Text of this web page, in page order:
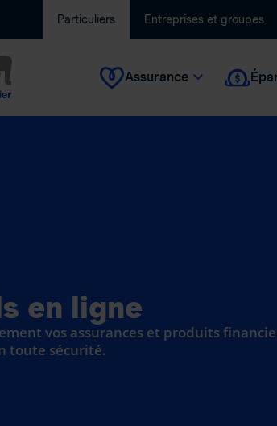
Particuliers Entreprises et groupes
Assurance
en ligne
vos assurances et produits
toute sécurité.